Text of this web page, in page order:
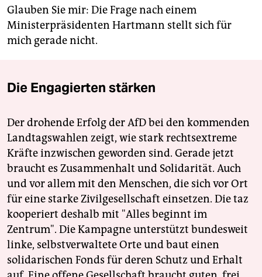
Glauben Sie mir: Die Frage nach einem
Ministerpräsidenten Hartmann stellt sich für
mich gerade nicht.
Die Engagierten stärken
Der drohende Erfolg der AfD bei den kommenden
Landtagswahlen zeigt, wie stark rechtsextreme
Kräfte inzwischen geworden sind. Gerade jetzt
braucht es Zusammenhalt und Solidarität. Auch
und vor allem mit den Menschen, die sich vor Ort
für eine starke Zivilgesellschaft einsetzen. Die taz
kooperiert deshalb mit "Alles beginnt im
Zentrum". Die Kampagne unterstützt bundesweit
linke, selbstverwaltete Orte und baut einen
solidarischen Fonds für deren Schutz und Erhalt